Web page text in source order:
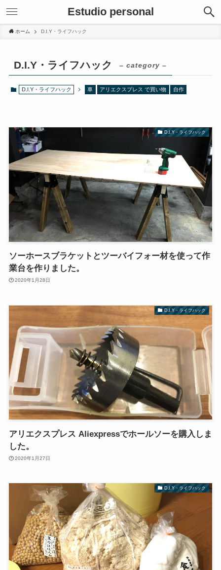
Estudio personal
ホーム D.I.Y・ライフハック
D.I.Y・ライフハック – category –
D.I.Y・ライフハック 車 アリエクスプレス で買い物 自作
D.I.Y・ライフハック
ソーホースブラケットとツーバイフォー材を使って作
業台を作りました。
2020年1月28日
D.I.Y・ライフハック
アリエクスプレス Aliexpressでホールソーを購入しま
した。
2020年1月27日
D.I.Y・ライフハック